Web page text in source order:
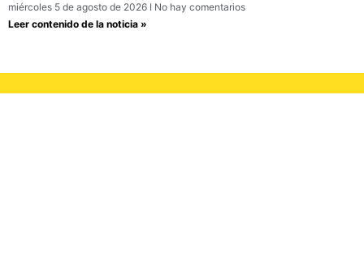
miércoles 5 de agosto de 2026
No hay comentarios
Leer contenido de la noticia »